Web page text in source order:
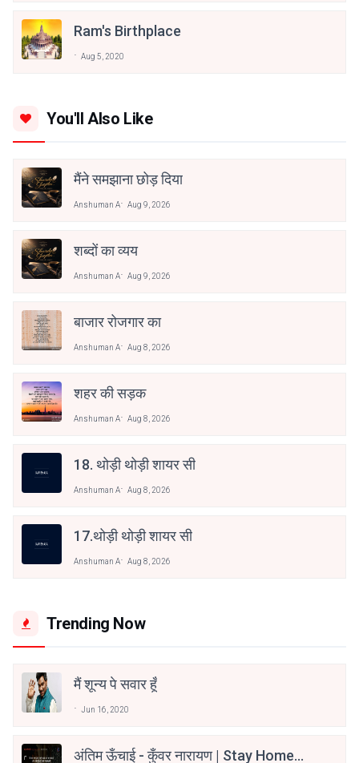
Ram's Birthplace
Aug 5, 2020
You'll Also Like
मैंने समझाना छोड़ दिया
Anshuman A Aug 9, 2026
शब्दों का व्यय
Anshuman A Aug 9, 2026
बाजार रोजगार का
Anshuman A Aug 8, 2026
शहर की सड़क
Anshuman A Aug 8, 2026
18. थोड़ी थोड़ी शायर सी
Anshuman A Aug 8, 2026
17.थोड़ी थोड़ी शायर सी
Anshuman A Aug 8, 2026
Trending Now
मैं शून्य पे सवार हूँ
Jun 16, 2020
अंतिम ऊँचाई - कुँवर नारायण | Stay Home